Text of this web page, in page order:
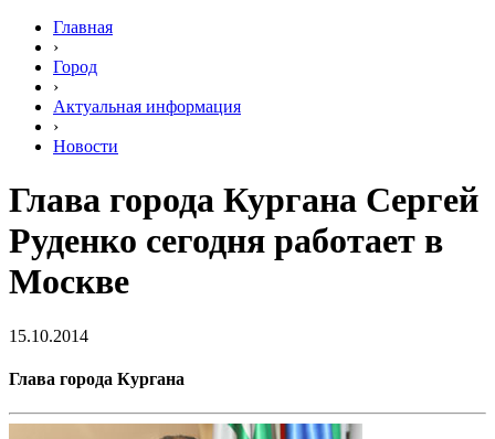
Главная
›
Город
›
Актуальная информация
›
Новости
Глава города Кургана Сергей
Руденко сегодня работает в
Москве
15.10.2014
Глава города Кургана